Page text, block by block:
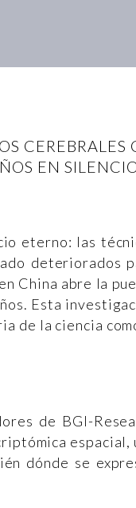
CEREBRALES
EN
eterno: las
deteriorados
China abre la
Esta
de la ciencia
de BGI-
espacial,
dónde se